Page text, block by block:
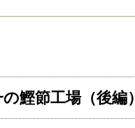
鰹節工場（後編）